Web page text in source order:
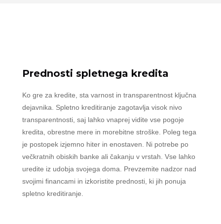
Prednosti spletnega kredita
Ko gre za kredite, sta varnost in transparentnost ključna
dejavnika. Spletno kreditiranje zagotavlja visok nivo
transparentnosti, saj lahko vnaprej vidite vse pogoje
kredita, obrestne mere in morebitne stroške. Poleg tega
je postopek izjemno hiter in enostaven. Ni potrebe po
večkratnih obiskih banke ali čakanju v vrstah. Vse lahko
uredite iz udobja svojega doma. Prevzemite nadzor nad
svojimi financami in izkoristite prednosti, ki jih ponuja
spletno kreditiranje.